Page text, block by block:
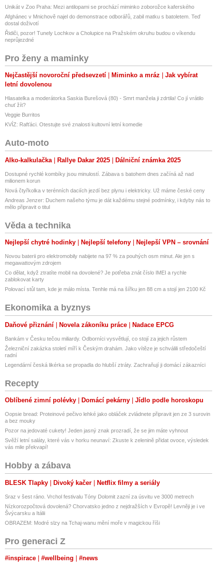
Unikát v Zoo Praha: Mezi antilopami se prochází miminko zoborožce kaferského
Afghánec v Mnichově najel do demonstrace odborářů, zabil matku s batoletem. Teď
dostal doživotí
Řidiči, pozor! Tunely Lochkov a Cholupice na Pražském okruhu budou o víkendu
neprůjezdné
Pro ženy a maminky
Nejčastější novoroční předsevzetí Miminko a mráz
Jak vybírat
letní dovolenou
Hlasatelka a moderátorka Saskia Burešová (80) - Smrt manžela ji zdrtila! Co jí vrátilo
chuť žít?
Veggie Burritos
KVÍZ: Rafťáci. Otestujte své znalosti kultovní letní komedie
Auto-moto
Alko-kalkulačka Rallye Dakar 2025 Dálniční známka 2025
Dostupné rychlé kombíky jsou minulostí. Zábava s batohem dnes začíná až nad
milionem korun
Nová čtyřkolka v terénních daciích jezdí bez plynu i elektricky. Už máme české ceny
Andreas Jenzer: Duchem našeho týmu je dát každému stejné podmínky, i kdyby nás to
mělo připravit o titul
Věda a technika
Nejlepší chytré hodinky Nejlepší telefony Nejlepší VPN – srovnání
Novou baterii pro elektromobily nabijete na 97 % za pouhých osm minut. Ale jen s
megawattovým zdrojem
Co dělat, když ztratíte mobil na dovolené? Je potřeba znát číslo IMEI a rychle
zablokovat karty
Polovací stůl tam, kde je málo místa. Tenhle má na šířku jen 88 cm a stojí jen 2100 Kč
Ekonomika a byznys
Daňové přiznání Novela zákoníku práce Nadace EPCG
Bankám v Česku tečou miliardy. Odborníci vysvětlují, co stojí za jejich růstem
Železniční zakázka století míří k Českým drahám. Jako vítěze je schválili středočeští
radní
Legendární česká likérka se propadla do hlubší ztráty. Zachraňují ji domácí zákazníci
Recepty
Oblíbené zimní polévky Domácí pekárny Jídlo podle horoskopu
Oopsie bread: Proteinové pečivo lehké jako obláček zvládnete připravit jen ze 3 surovin
a bez mouky
Pozor na jedovaté cukety! Jeden jasný znak prozradí, že se jim máte vyhnout
Svěží letní saláty, které vás v horku neunaví: Zkuste k zelenině přidat ovoce, výsledek
vás mile překvapí!
Hobby a zábava
BLESK Tlapky Divoký kačer Netflix filmy a seriály
Sraz v šest ráno. Vrchol festivalu Tóny Dolomit zazní za úsvitu ve 3000 metrech
Nízkorozpočtová dovolená? Chorvatsko jedno z nejdražších v Evropě! Levněji je i ve
Švýcarsku a Itálii
OBRAZEM: Modré slzy na Tchaj-wanu mění moře v magickou říši
Pro generaci Z
#inspirace #wellbeing #news